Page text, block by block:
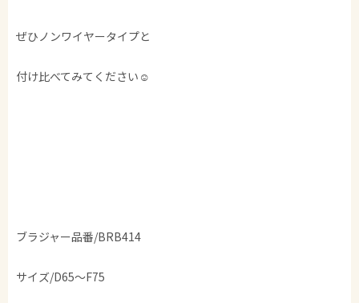
ぜひノンワイヤータイプと
付け比べてみてください☺︎
ブラジャー品番/BRB414
サイズ/D65〜F75